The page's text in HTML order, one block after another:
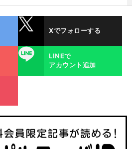
Xでフォローする
LINE
LINEで
アカウント追加